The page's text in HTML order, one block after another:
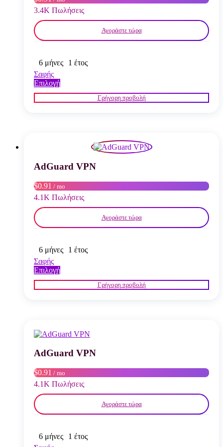
σελίδα
του
προϊόντος
3.4K Πωλήσεις
Αγοράστε τώρα
6 μήνες
1 έτος
Σαφής
ΕπιλογήΑυτό
το
προϊόν
να
επιλεγούν
στη
σελίδα
του
προϊόντος
Γρήγορη προβολή
AdGuard VPN
$0.91 / mo
4.1K Πωλήσεις
Αγοράστε τώρα
6 μήνες
1 έτος
Σαφής
ΕπιλογήΑυτό
το
προϊόν
επιλογές
να
στη
σελίδα
του
προϊόντος
Γρήγορη προβολή
AdGuard VPN
$0.91 / mo
4.1K Πωλήσεις
Αγοράστε τώρα
6 μήνες
1 έτος